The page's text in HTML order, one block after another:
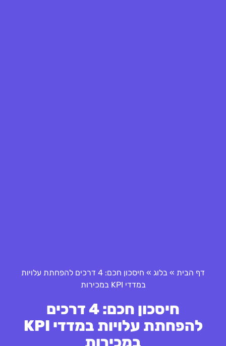
דף הבית » בלוג »
חיסכון חכם: 4 דרכים להפחתת עלויות
במדדי KPI במכירות
חיסכון חכם: 4 דרכים
להפחתת עלויות במדדי KPI
במכירות